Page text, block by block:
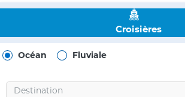
Croisières
Océan Fluviale
Destination